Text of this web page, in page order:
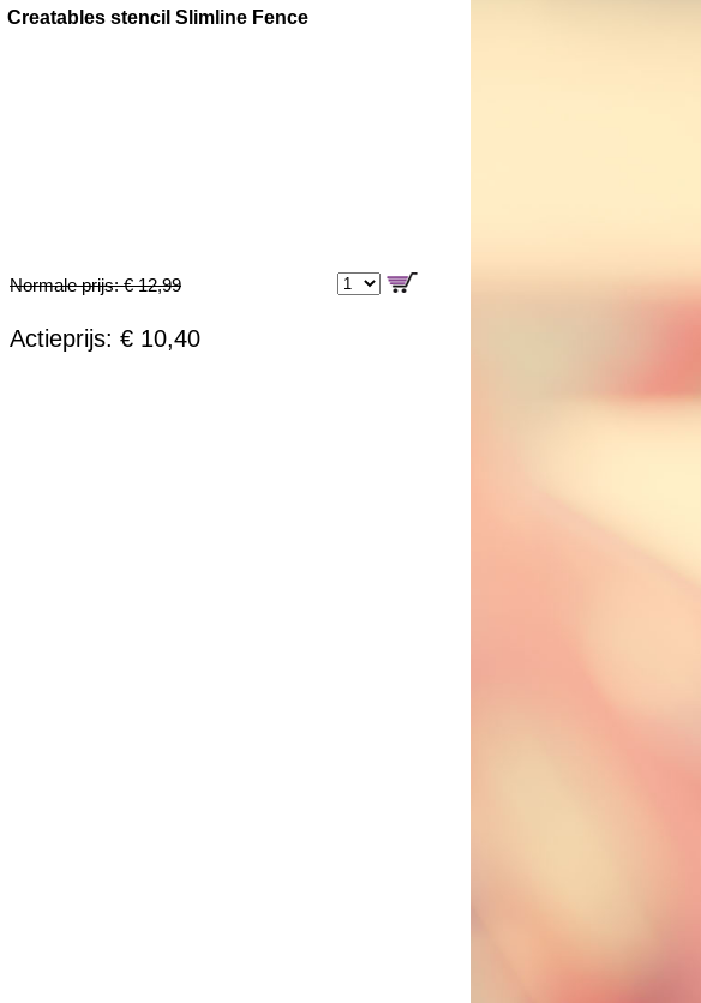
Creatables stencil Slimline Fence
Normale prijs: € 12,99
Actieprijs: € 10,40